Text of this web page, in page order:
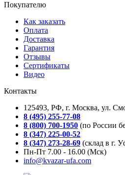
Покупателю
Как заказать
Оплата
Доставка
Гарантия
Отзывы
Сертификаты
Видео
Контакты
125493, РФ, г. Москва, ул.
8 (495) 255-77-08
8 (800) 700-1950 (по России
8 (347) 225-00-52
8 (347) 273-28-69 (склад в г.
Пн-Пт 7.00 - 16.00 (Мск)
info@kvazar-ufa.com